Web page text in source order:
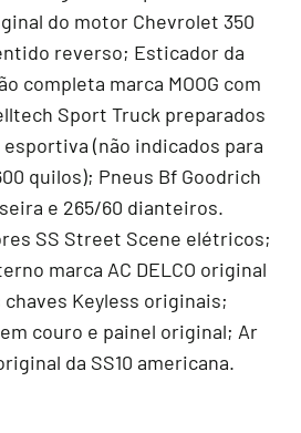
do motor Chevrolet 350
reverso; Esticador da
completa marca MOOG com
Sport Truck preparados
(não indicados para
quilos); Pneus Bf Goodrich
e 265/60 dianteiros.
SS Street Scene elétricos;
marca AC DELCO original
chaves Keyless originais;
couro e painel original; Ar
da SS10 americana.